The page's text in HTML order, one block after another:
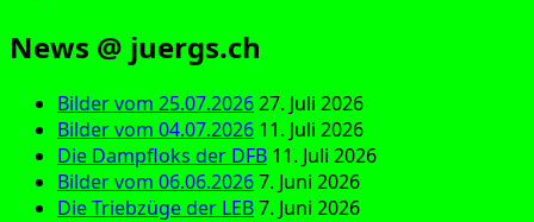
News @ juergs.ch
Bilder vom 25.07.202627. Juli 2026
Bilder vom 04.07.2026 11. Juli 2026
Die Dampfloks der DFB 11. Juli 2026
Bilder vom 06.06.20267. Juni 2026
Die Triebzüge der LEB7. Juni 2026